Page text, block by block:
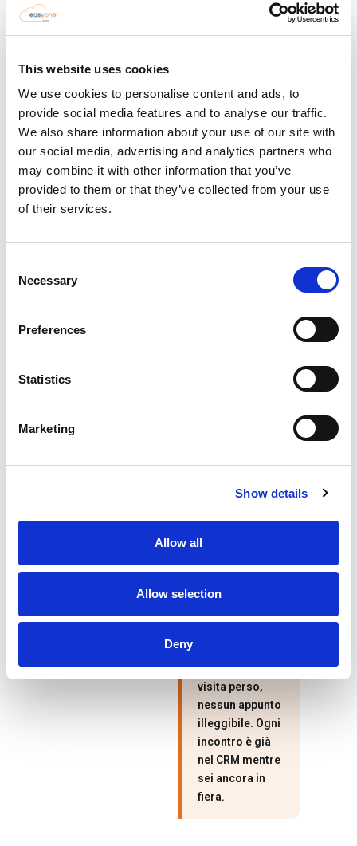
This website uses cookies
We use cookies to personalise content and ads, to
provide social media features and to analyse our traffic.
We also share information about your use of our site with
our social media, advertising and analytics partners who
may combine it with other information that you’ve
provided to them or that they’ve collected from your use
of their services.
Selection
Necessary
Preferences
Statistics
Marketing
Show details
Allow all
Allow selection
Deny
assegni un punteggio
la priorità del follow-
up post-fiera per ogni
commerciale.
✓
Registrazione
contatto da app
testuali sull’incontro
Funziona offline,
automatica al
ritorno
✓
Foto del materiale
scambiato o del
prodotto discusso
biglietto da
visita perso,
nessun appunto
illeggibile. Ogni
incontro è già
nel CRM mentre
sei ancora in
fiera.